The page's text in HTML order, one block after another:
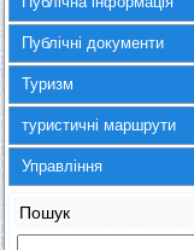
Публічні документи
Туризм
туристичні маршрути
Управління
Пошук